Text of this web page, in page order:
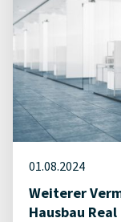
01.08.2024
Weiterer
Hausbau